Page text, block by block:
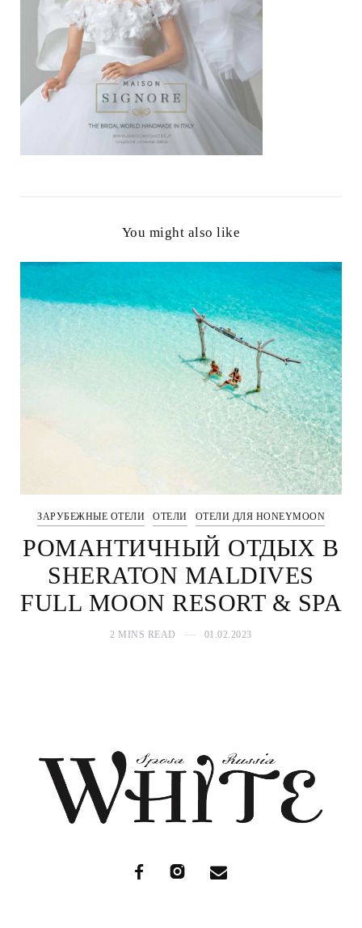
You might also like
ЗАРУБЕЖНЫЕ ОТЕЛИ ОТЕЛИ ОТЕЛИ ДЛЯ HONEYMOON
РОМАНТИЧНЫЙ ОТДЫХ В
SHERATON MALDIVES
FULL MOON RESORT & SPA
2 MINS READ 01.02.2023